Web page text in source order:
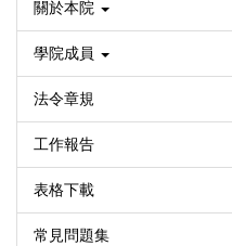
關於本院
學院成員
法令章規
工作報告
表格下載
常見問題集